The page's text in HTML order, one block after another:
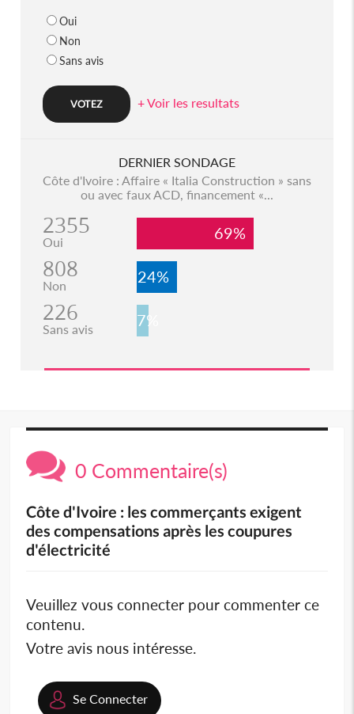
Oui
Non
Sans avis
+ Voir les resultats
DERNIER SONDAGE
Côte d'Ivoire : Affaire « Italia Construction » sans
ou avec faux ACD, financement «...
2355
Oui 69%
808
Non 24%
226
Sans avis 7%
0 Commentaire(s)
Côte d'Ivoire : les commerçants exigent
des compensations après les coupures
d'électricité
Veuillez vous connecter pour commenter ce
contenu.
Votre avis nous intéresse.
Se Connecter